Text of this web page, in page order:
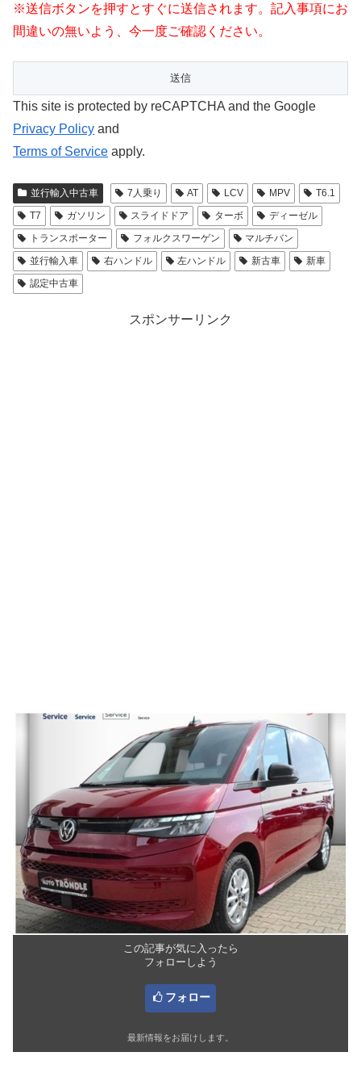
※送信ボタンを押すとすぐに送信されます。記入事項にお
間違いの無いよう、今一度ご確認ください。
This site is protected by reCAPTCHA and the Google
Privacy Policy and
Terms of Service apply.
並行輸入中古車 7人乗り AT LCV MPV
T6.1
T7
ガソリン スライドドア ターボ
ディーゼル
トランスポーター
フォルクスワーゲン
マルチバン
並行輸入車
右ハンドル 左ハンドル 新古車
新車
認定中古車
スポンサーリンク
この記事が気に入ったら
フォローしよう
フォロー
最新情報をお届けします。